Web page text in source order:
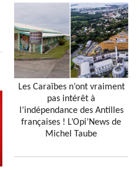
Les Caraïbes n’ont vraiment
pas intérêt à
l’indépendance des Antilles
françaises ! L’Opi’News de
Michel Taube